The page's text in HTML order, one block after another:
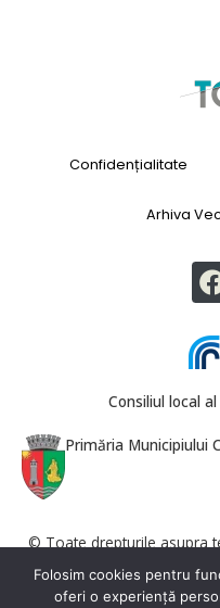
Confidențialitate
Arhiva
Consiliul local
Primăria Municipiului
© Toate drepturile asupra
Revista Tomis.
Folosim cookies pentru
oferi o experiență